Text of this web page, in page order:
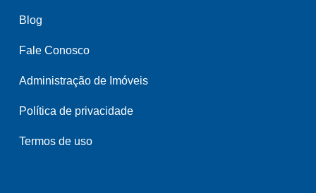
Blog
Fale Conosco
Administração de Imóveis
Política de privacidade
Termos de uso